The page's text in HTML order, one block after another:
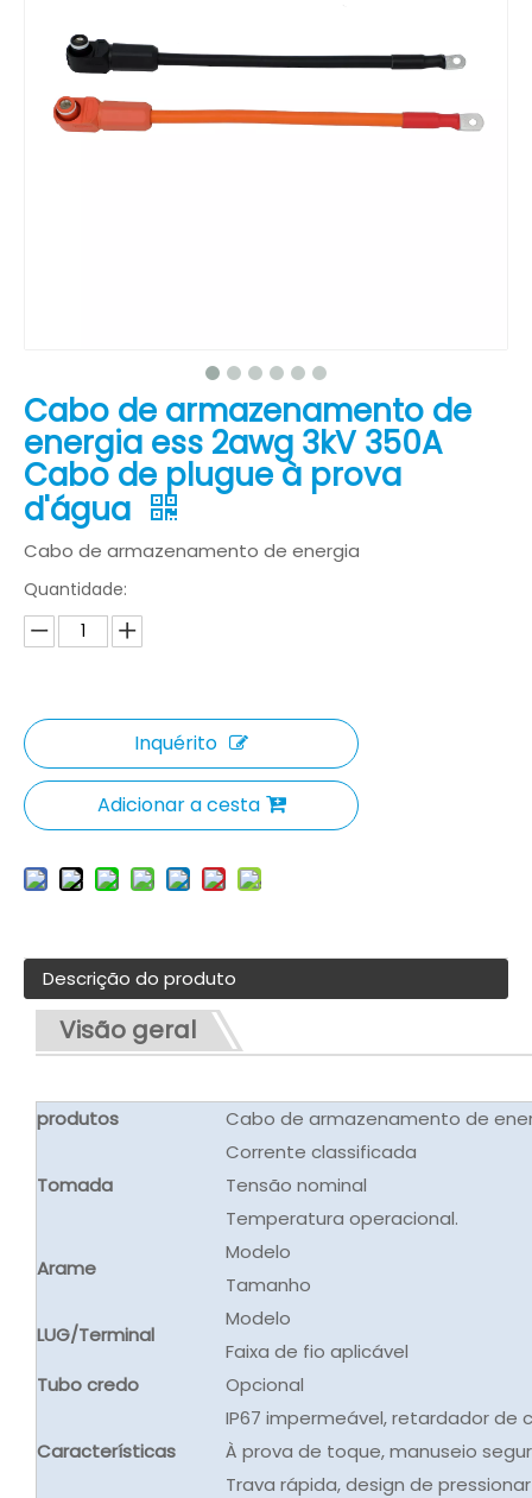
Cabo de armazenamento de
energia ess 2awg 3kV 350A
Cabo de plugue à prova
d'água
Cabo de armazenamento de energia
Quantidade:
Inquérito
Adicionar a cesta
Descrição do produto
Visão geral
produtos Cabo de armazenamento de
Tomada
Corrente classificada
Tensão nominal
Temperatura operacional.
Arame
Modelo
Tamanho
LUG/Terminal
Modelo
Faixa de fio aplicável
Tubo credo
Opcional
Características
IP67 impermeável, retardador
À prova de toque, manuseio
Trava rápida, design de